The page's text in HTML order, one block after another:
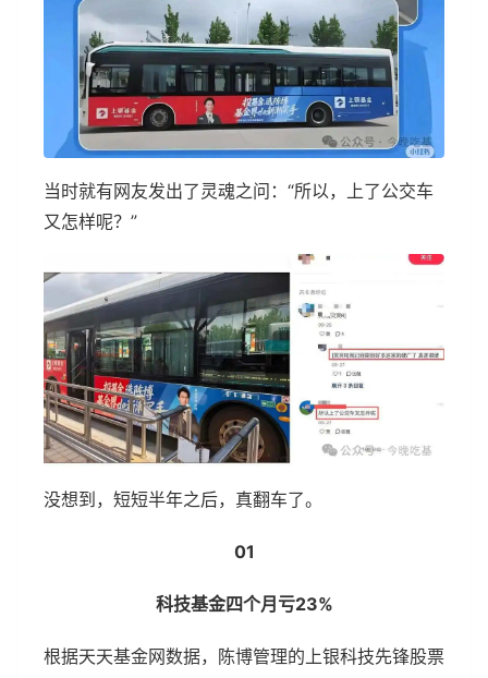
当时就有网友发出了灵魂之问：“所以，上了公交车
又怎样呢？”
没想到，短短半年之后，真翻车了。
01
科技基金四个月亏23%
根据天天基金网数据，陈博管理的上银科技先锋股票